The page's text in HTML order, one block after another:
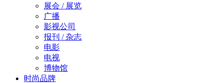
展会 / 展览
广播
影视公司
报刊 / 杂志
电影
电视
博物馆
时尚品牌